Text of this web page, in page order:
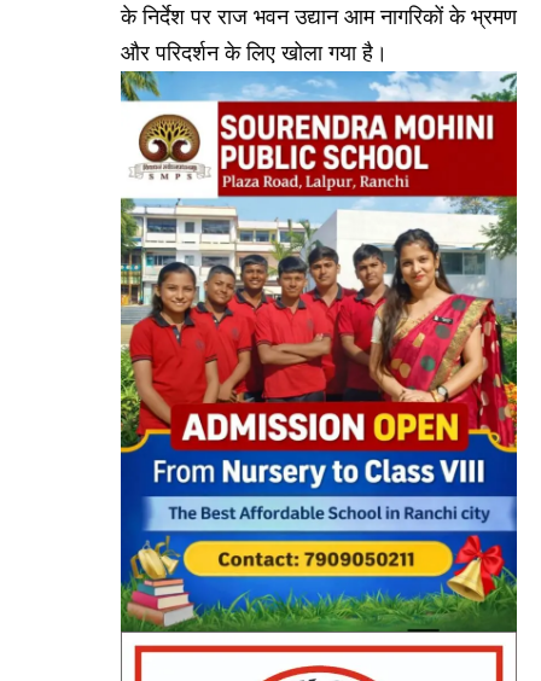
के निर्देश पर राज भवन उद्यान आम नागरिकों के भ्रमण
और परिदर्शन के लिए खोला गया है।